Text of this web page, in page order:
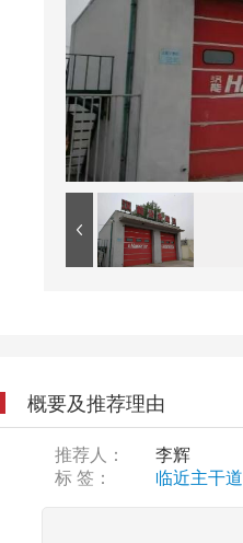
概要及推荐理由
推荐人：
李辉
标 签：
临近主干道